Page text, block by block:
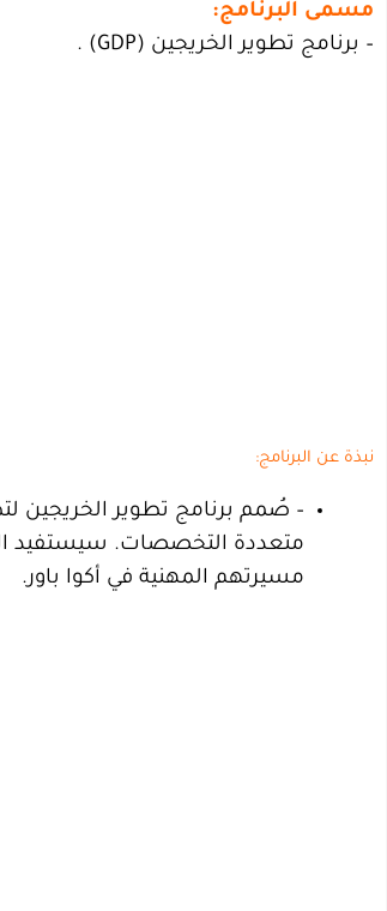
مسمى البرنامج:
– برنامج تطوير الخريجين (GDP) .
نبذة عن البرنامج:
– صُمم برنامج تطوير الخريجين
متعددة التخصصات. سيستفيد
مسيرتهم المهنية في أكوا باور.